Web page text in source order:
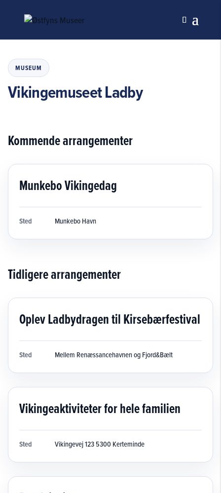
MUSEUM
Vikingemuseet Ladby
Kommende arrangementer
Munkebo Vikingedag
Sted Munkebo Havn
Tidligere arrangementer
Oplev Ladbydragen til Kirsebærfestival
Sted Mellem Renæssancehavnen og Fjord&Bælt
Vikingeaktiviteter for hele familien
Sted Vikingevej 123 5300 Kerteminde